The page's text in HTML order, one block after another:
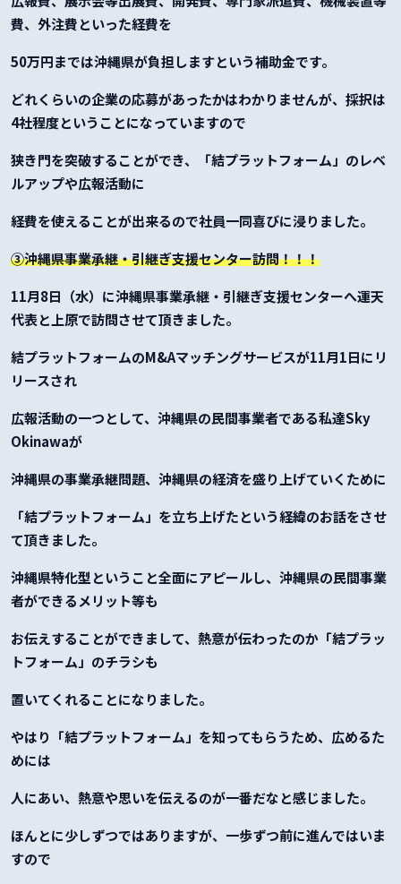
費、外注費といった経費を
50万円までは沖縄県が負担しますという補助金です。
どれくらいの企業の応募があったかはわかりませんが、採択は
4社程度ということになっていますので
狭き門を突破することができ、「結プラットフォーム」のレベ
ルアップや広報活動に
経費を使えることが出来るので社員一同喜びに浸りました。
③沖縄県事業承継・引継ぎ支援センター訪問！！！
11月8日（水）に沖縄県事業承継・引継ぎ支援センターへ運天
代表と上原で訪問させて頂きました。
結プラットフォームのM&Aマッチングサービスが11月1日にリ
リースされ
広報活動の一つとして、沖縄県の民間事業者である私達Sky
Okinawaが
沖縄県の事業承継問題、沖縄県の経済を盛り上げていくために
「結プラットフォーム」を立ち上げたという経緯のお話をさせ
て頂きました。
沖縄県特化型ということ全面にアピールし、沖縄県の民間事業
者ができるメリット等も
お伝えすることができまして、熱意が伝わったのか「結プラッ
トフォーム」のチラシも
置いてくれることになりました。
やはり「結プラットフォーム」を知ってもらうため、広めるた
めには
人にあい、熱意や思いを伝えるのが一番だなと感じました。
ほんとに少しずつではありますが、一歩ずつ前に進んではいま
すので